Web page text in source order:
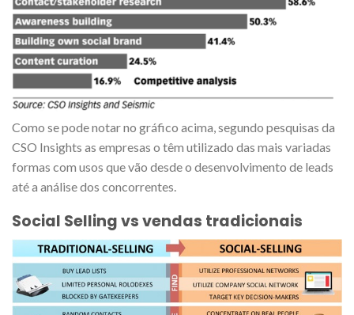
Como se pode notar no gráfico acima, segundo pesquisas da
CSO Insights as empresas o têm utilizado das mais variadas
formas com usos que vão desde o desenvolvimento de leads
até a análise dos concorrentes.
Social Selling vs vendas tradicionais